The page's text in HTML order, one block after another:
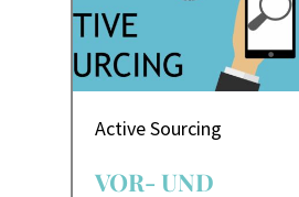
Active Sourcing
VOR- UND